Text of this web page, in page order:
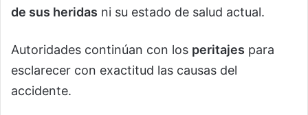
de sus heridas ni su estado de salud actual.
Autoridades continúan con los peritajes para
esclarecer con exactitud las causas del
accidente.